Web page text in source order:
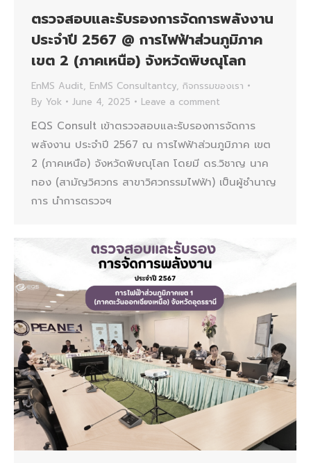
ตรวจสอบและรับรองการจัดการพลังงาน
ประจำปี 2567 @ การไฟฟ้าส่วนภูมิภาค
เขต 2 (ภาคเหนือ) จังหวัดพิษณุโลก
EnMS Audit, EnMS Consultantcy, กิจกรรมของเรา
By Yok June 4, 2025 Leave a comment
EQS Consult เข้าตรวจสอบและรับรองการจัดการ
พลังงาน ประจำปี 2567 ณ การไฟฟ้าส่วนภูมิภาค เขต
2 (ภาคเหนือ) จังหวัดพิษณุโลก โดยมี ดร.วิชาญ นาค
ทอง (สามัญวิศวกร สาขาวิศวกรรมไฟฟ้า) เป็นผู้ชำนาญ
การ นำการตรวจฯ